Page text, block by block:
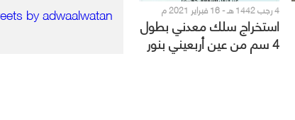
4 رجب 1442 هـ - 16 فبراير 2021 م
استخراج سلك معدني بطول
4 سم من عين أربعيني بنور
by adwaalwatan